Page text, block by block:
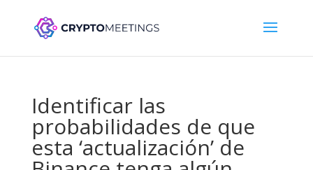
Identificar las
probabilidades de que
esta ‘actualización’ de